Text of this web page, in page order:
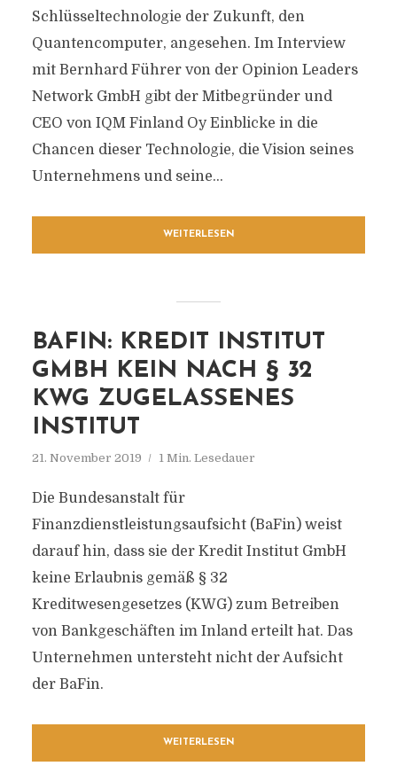
Schlüsseltechnologie der Zukunft, den
Quantencomputer, angesehen. Im Interview
mit Bernhard Führer von der Opinion Leaders
Network GmbH gibt der Mitbegründer und
CEO von IQM Finland Oy Einblicke in die
Chancen dieser Technologie, die Vision seines
Unternehmens und seine...
WEITERLESEN
BAFIN: KREDIT INSTITUT
GMBH KEIN NACH § 32
KWG ZUGELASSENES
INSTITUT
21. November 2019 1 Min. Lesedauer
Die Bundesanstalt für
Finanzdienstleistungsaufsicht (BaFin) weist
darauf hin, dass sie der Kredit Institut GmbH
keine Erlaubnis gemäß § 32
Kreditwesengesetzes (KWG) zum Betreiben
von Bankgeschäften im Inland erteilt hat. Das
Unternehmen untersteht nicht der Aufsicht
der BaFin.
WEITERLESEN